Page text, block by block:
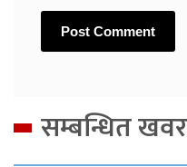
सम्बन्धित खवर